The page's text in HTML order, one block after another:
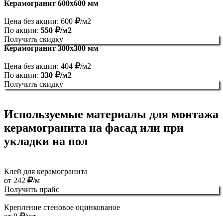
Керамогранит 600х600 мм
Цена без акции: 600
/м2
По акции: 550
/м2
Получить скидку
Керамогранит 300х300 мм
Цена без акции: 404
/м2
По акции: 330
/м2
Получить скидку
Используемые материалы для монтажа
керамогранита на фасад или при
укладки на пол
Клей для керамогранита
от 242
/м
Получить прайс
Крепление стеновое оцинкованое